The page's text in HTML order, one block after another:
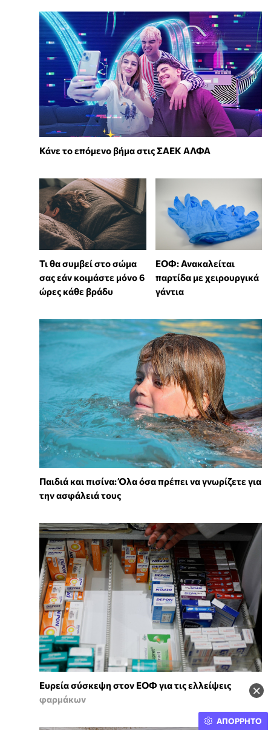
×
Κάνε το επόμενο βήμα στις ΣΑΕΚ ΑΛΦΑ
Τι θα συμβεί στο σώμα
σας εάν κοιμάστε μόνο 6
ώρες κάθε βράδυ
ΕΟΦ: Ανακαλείται
παρτίδα με χειρουργικά
γάντια
Παιδιά και πισίνα: Όλα όσα πρέπει να γνωρίζετε για
την ασφάλειά τους
Ευρεία σύσκεψη στον ΕΟΦ για τις ελλείψεις
φαρμάκων
ΑΠΟΡΡΗΤΟ